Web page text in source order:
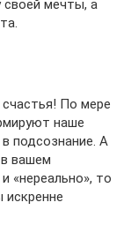
своей мечты, а
По мере
наше
подсознание. А
вашем
«нереально», то
искренне